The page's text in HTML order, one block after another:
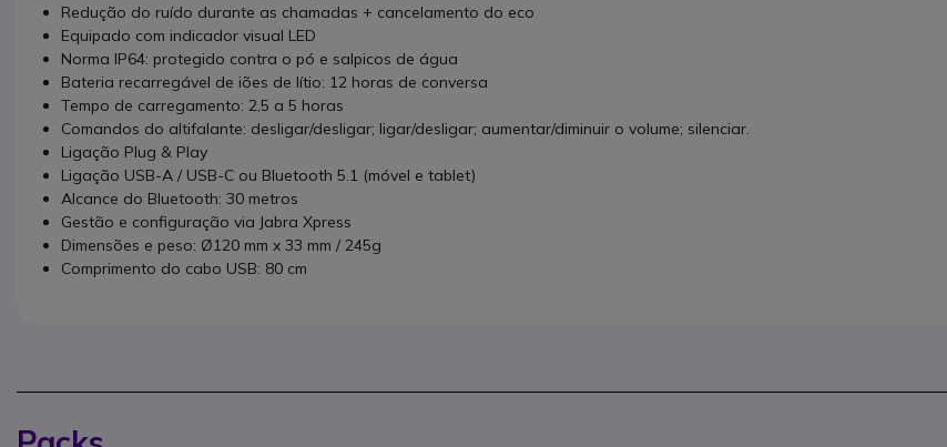
Redução do ruído durante as chamadas + cancelamento do eco
Equipado com indicador visual LED
Norma IP64: protegido contra o pó e salpicos de água
Bateria recarregável de iões de lítio: 12 horas de conversa
Tempo de carregamento: 2,5 a 5 horas
Comandos do altifalante: desligar/desligar; ligar/desligar; aumentar/diminuir o volume; silenciar.
Ligação Plug & Play
Ligação USB-A / USB-C ou Bluetooth 5.1 (móvel e tablet)
Alcance do Bluetooth: 30 metros
Gestão e configuração via Jabra Xpress
Dimensões e peso: Ø120 mm x 33 mm / 245g
Comprimento do cabo USB: 80 cm